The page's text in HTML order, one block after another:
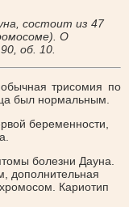
состоит из 47
О
об. 10.
трисомия по
был нормальным.
беременности,
болезни Дауна.
дополнительная
Кариотип